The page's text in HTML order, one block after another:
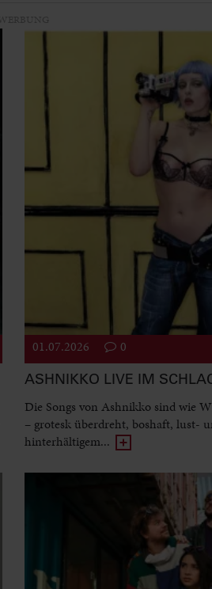
01.07.2026 0
ASHNIKKO LIVE IM
Die Songs von Ashnikko sind wie
– grotesk überdreht, boshaft, lust-
hinterhältigem...